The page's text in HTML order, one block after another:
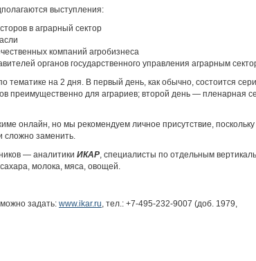
выступления:
в аграрный сектор
компаний агробизнеса
органов государственного управления аграрным
на 2 дня. В первый день, как обычно, состоится
преимущественно для аграриев; второй день — пленарная
онлайн, но мы рекомендуем личное присутствие, поскольку
сложно заменить.
— аналитики ИКАР, специалисты по отдельным
молока, мяса, овощей.
задать: www.ikar.ru, тел.: +7-495-232-9007 (доб. 1979,